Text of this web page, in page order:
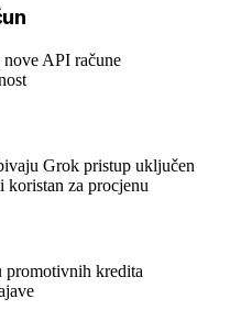
API račune
Grok pristup uključen
za procjenu
promotivnih kredita